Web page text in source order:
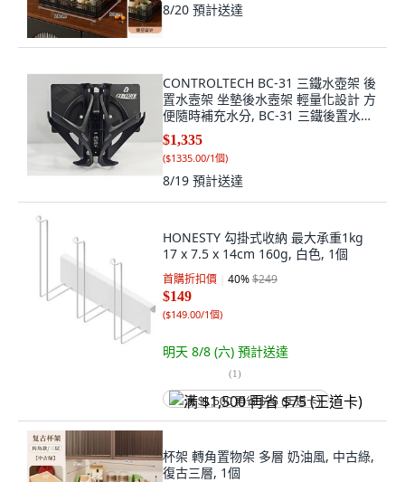
8/20 預計送達
CONTROLTECH BC-31 三鐵水壺架 後
置水壼架 坐墊後水壼架 輕量化設計 方
便隨時補充水分, BC-31 三鐵後置水壺
架, 1個
$1,335
($1335.00/1個)
8/19 預計送達
HONESTY 勾掛式收納 最大承重1kg
17 x 7.5 x 14cm 160g, 白色, 1個
首購折扣價 40%$249
$149
($149.00/1個)
明天 8/8 (六) 預計送達
(1)
满 $1,500 再省 $75 (王道卡)
杯架 轉角置物架 多層 奶油風, 中古綠,
復古三層, 1個